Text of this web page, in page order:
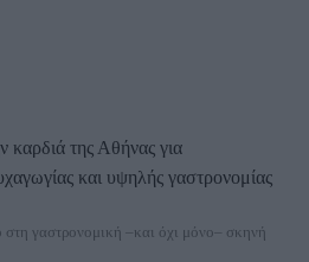
καρδιά της Αθήνας για
και υψηλής γαστρονομίας
στη γαστρονομική –και όχι μόνο– σκηνή